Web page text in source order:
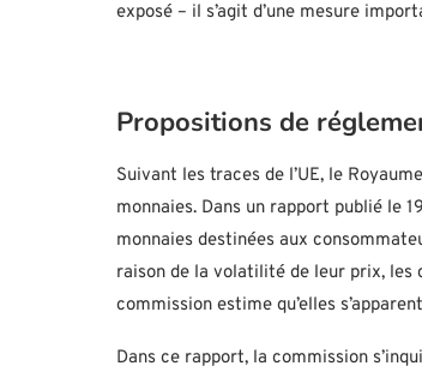
exposé – il s’agit d’une mesure
Propositions de
Suivant les traces de l’UE, le
monnaies. Dans un rapport publié le
monnaies destinées aux
raison de la volatilité de leur prix,
commission estime qu’elles
Dans ce rapport, la commission